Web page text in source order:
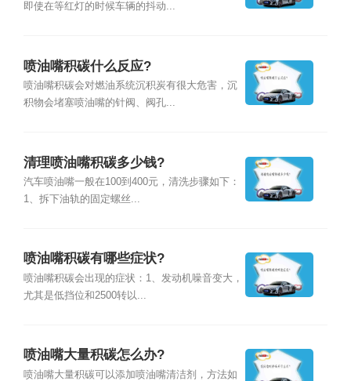
即使在等红灯的时候车辆的抖动...
喷油嘴积碳什么反应?
喷油嘴积碳会对燃油系统沉积炭有很大危害，沉
积物会堵塞喷油嘴的针阀、阀孔...
清理喷油嘴积碳多少钱?
汽车喷油嘴一般在100到400元，清洗步骤如下：
1、拆下油轨的固定螺丝...
喷油嘴积碳有哪些症状?
喷油嘴积碳会出现的症状：1、发动机噪音变大，
尤其是低挡位和2500转以...
喷油嘴大量积碳怎么办?
喷油嘴大量积碳可以添加喷油嘴清洁剂，方法如